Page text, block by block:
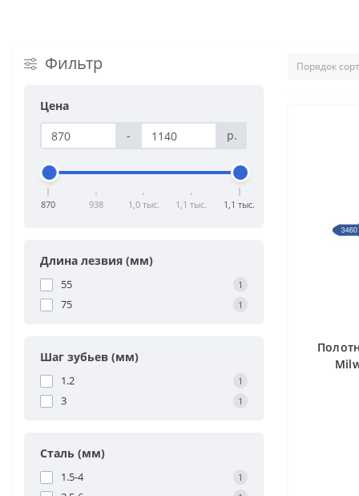
Фильтр
Цена
-
р.
870 938 1,0 тыс. 1,1 тыс. 1,1 тыс.
Длина лезвия (мм)
55 1
75 1
Шаг зубьев (мм)
1.2 1
3 1
Сталь (мм)
1.5-4 1